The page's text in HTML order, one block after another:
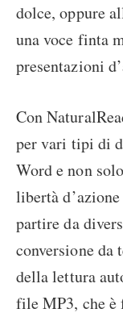
dolce, oppure
una voce finta
presentazioni
Con
per vari tipi di
Word e non
libertà
partire da
conversione
della lettura
file MP3, che